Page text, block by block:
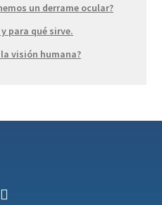
un derrame ocular?
para qué sirve.
visión humana?